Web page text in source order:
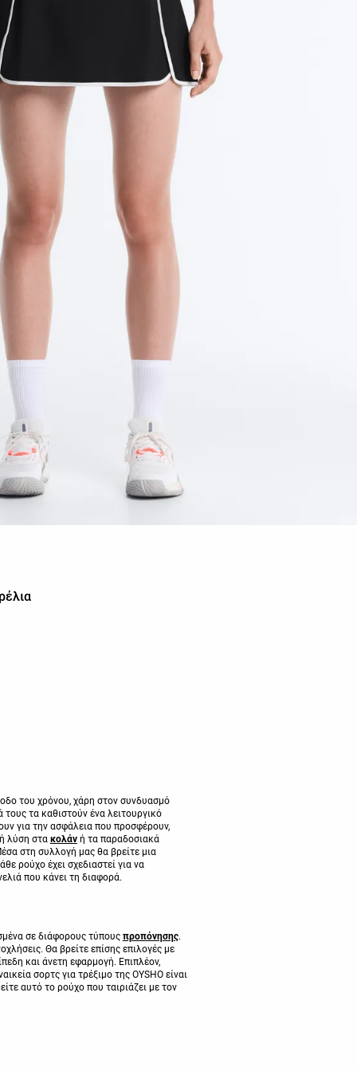
του χρόνου, χάρη στον συνδυασμό
τα καθιστούν ένα λειτουργικό
για την ασφάλεια που προσφέρουν,
λύση στα κολάνή τα παραδοσιακά
στη συλλογή μας θα βρείτε μια
ρούχο έχει σχεδιαστεί για να
που κάνει τη διαφορά.
σε διάφορους τύπους προπόνησης.
Θα βρείτε επίσης επιλογές με
και άνετη εφαρμογή. Επιπλέον,
σορτς για τρέξιμο της OYSHO είναι
αυτό το ρούχο που ταιριάζει με τον